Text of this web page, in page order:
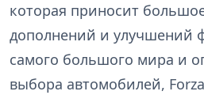
которая приносит
дополнений и
самого большого мира и
выбора автомобилей,